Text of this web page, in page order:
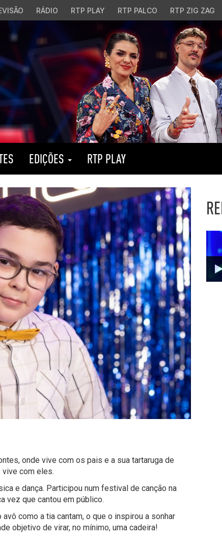
RÁDIO RTP PLAY RTP PALCO RTP ZIG ZAG
EDIÇÕES RTP PLAY
onde vive com os pais e a sua tartaruga de
vive com eles.
e dança. Participou num festival de canção na
vez que cantou em público.
como a tia cantam, o que o inspirou a sonhar
objetivo de virar, no mínimo, uma cadeira!